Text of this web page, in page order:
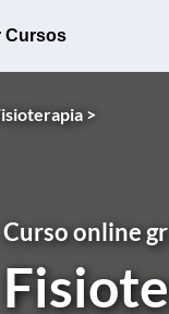
Cursos
>
Curso online